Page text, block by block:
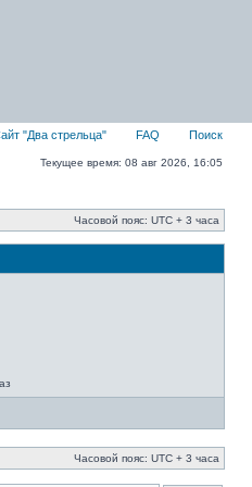
"Два стрельца" FAQ Поиск
Текущее время: 08 авг 2026, 16:05
Часовой пояс: UTC + 3 часа
Часовой пояс: UTC + 3 часа